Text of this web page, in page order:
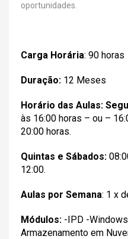
oportunidades.
Carga Horária: 90 horas
Duração: 12 Meses
Horário das Aulas:
às 16:00 horas – ou –
20:00 horas.
Quintas e Sábados:
12:00.
Aulas por Semana: 1 x
Módulos: -IPD -
Armazenamento em